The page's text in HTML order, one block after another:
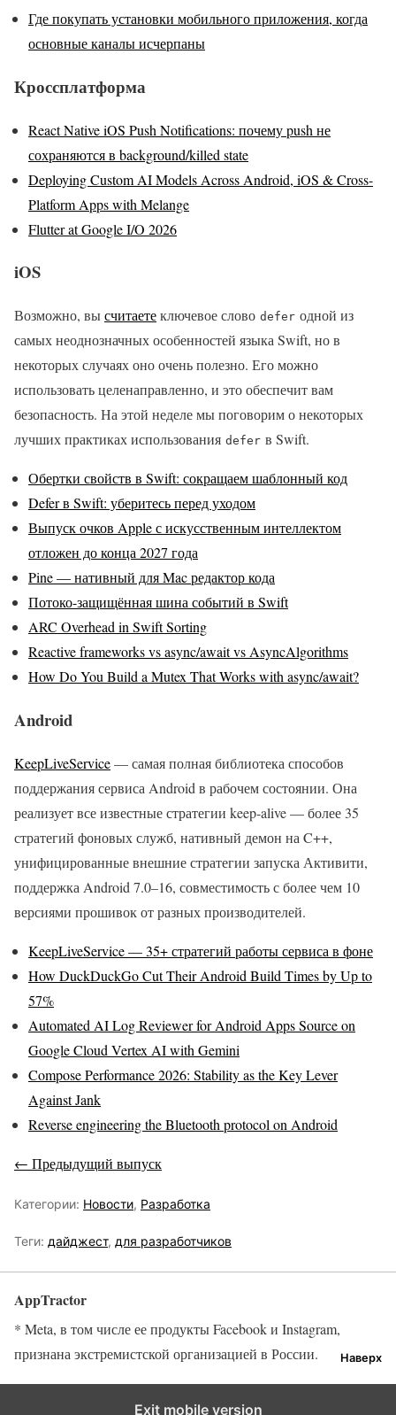
Где покупать установки мобильного приложения, когда
основные каналы исчерпаны
Кроссплатформа
React Native iOS Push Notifications: почему push не
сохраняются в background/killed state
Deploying Custom AI Models Across Android, iOS & Cross-
Platform Apps with Melange
Flutter at Google I/O 2026
iOS
Возможно, высчитаетеключевое слово defer одной из
самых неоднозначных особенностей языка Swift, но в
некоторых случаях оно очень полезно. Его можно
использовать целенаправленно, и это обеспечит вам
безопасность. На этой неделе мы поговорим о некоторых
лучших практиках использования defer в Swift.
Обертки свойств в Swift: сокращаем шаблонный код
Defer в Swift: уберитесь перед уходом
Выпуск очков Apple с искусственным интеллектом
отложен до конца 2027 года
Pine — нативный для Mac редактор кода
Потоко-защищённая шина событий в Swift
ARC Overhead in Swift Sorting
Reactive frameworks vs async/await vs AsyncAlgorithms
How Do You Build a Mutex That Works with async/await?
Android
KeepLiveService— самая полная библиотека способов
поддержания сервиса Android в рабочем состоянии. Она
реализует все известные стратегии keep-alive — более 35
стратегий фоновых служб, нативный демон на C++,
унифицированные внешние стратегии запуска Активити,
поддержка Android 7.0–16, совместимость с более чем 10
версиями прошивок от разных производителей.
KeepLiveService — 35+ стратегий работы сервиса в фоне
How DuckDuckGo Cut Their Android Build Times by Up to
57%
Automated AI Log Reviewer for Android Apps Source on
Google Cloud Vertex AI with Gemini
Compose Performance 2026: Stability as the Key Lever
Against Jank
Reverse engineering the Bluetooth protocol on Android
← Предыдущий выпуск
Категории: Новости, Разработка
Теги: дайджест, для разработчиков
AppTractor
Наверх
* Meta, в том числе ее продукты Facebook и Instagram,
признана экстремистской организацией в России.
Exit mobile version